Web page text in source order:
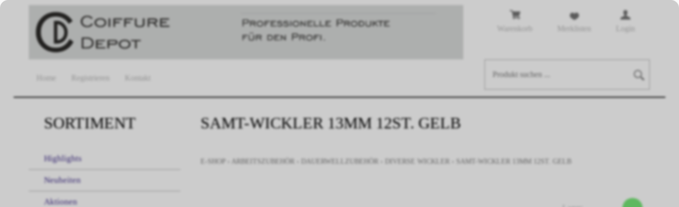
SORTIMENT
Highlights
Neuheiten
Aktionen
SAMT-WICKLER 13MM 12ST. GELB
E-SHOP ARBEITSZUBEHÖR DAUERWELLZUBEHÖR DIVERSE WICKLER SAMT-WICKLER 13MM 12ST. GELB